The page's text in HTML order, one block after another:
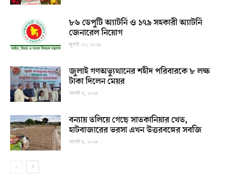
৮৬ ডেপুটি অ্যাটর্নি ও ১৭৯ সহকারী অ্যাটর্নি
জেনারেল নিয়োগ
জুলাই ৩০, ২০২৬
জুলাই গণঅভ্যুত্থানের শহীদ পরিবারকে ৮ লক্ষ
টাকা দিলেন মেয়র
আগস্ট ৪, ২০২৬
বন্যায় তলিয়ে গেছে সাতকানিয়ার খেত,
হাটবাজারের ভরসা এখন উত্তরবঙ্গের সবজি
আগস্ট ৪, ২০২৬